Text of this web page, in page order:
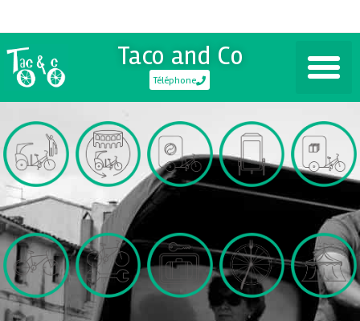
Taco and Co
Téléphone